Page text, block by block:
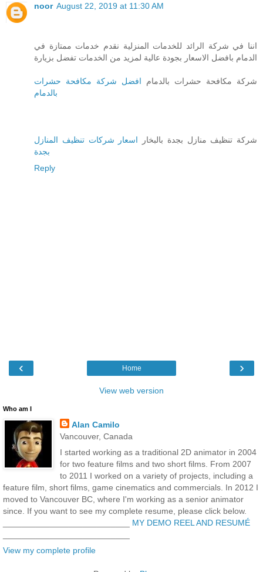
noor August 22, 2019 at 11:30 AM
اننا في شركة الرائد للخدمات المنزلية نقدم خدمات ممتازة في
الدمام بافضل الاسعار بجودة عالية لمزيد من الخدمات تفضل بزيارة
شركة مكافحة حشرات بالدمام افضل شركة مكافحة حشرات
بالدمام
شركة تنظيف منازل بجدة بالبخار اسعار شركات تنظيف المنازل
بجدة
Reply
‹ ›
Home
View web version
Who am I
Alan Camilo
Vancouver, Canada
I started working as a traditional 2D animator in 2004
for two feature films and two short films. From 2007
to 2011 I worked on a variety of projects, including a
feature film, short films, game cinematics and commercials. In 2012 I
moved to Vancouver BC, where I'm working as a senior animator
since. If you want to see my complete resume, please click below.
MY DEMO REEL AND RESUMÉ
View my complete profile